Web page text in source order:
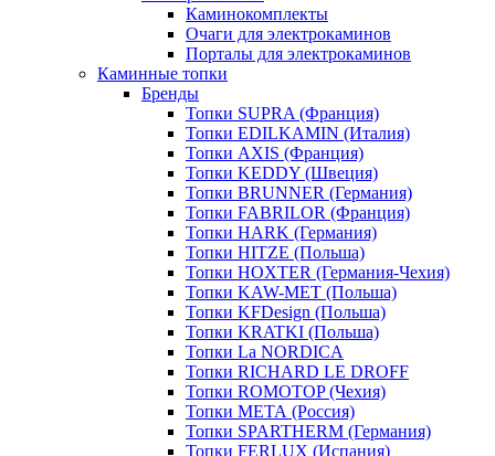
Каминокомплекты
Очаги для электрокаминов
Порталы для электрокаминов
Каминные топки
Бренды
Топки SUPRA (Франция)
Топки EDILKAMIN (Италия)
Топки AXIS (Франция)
Топки KEDDY (Швеция)
Топки BRUNNER (Германия)
Топки FABRILOR (Франция)
Топки HARK (Германия)
Топки HITZE (Польша)
Топки HOXTER (Германия-Чехия)
Топки KAW-MET (Польша)
Топки KFDesign (Польша)
Топки KRATKI (Польша)
Топки La NORDICA
Топки RICHARD LE DROFF
Топки ROMOTOP (Чехия)
Топки МЕТА (Россия)
Топки SPARTHERM (Германия)
Топки FERLUX (Испания)